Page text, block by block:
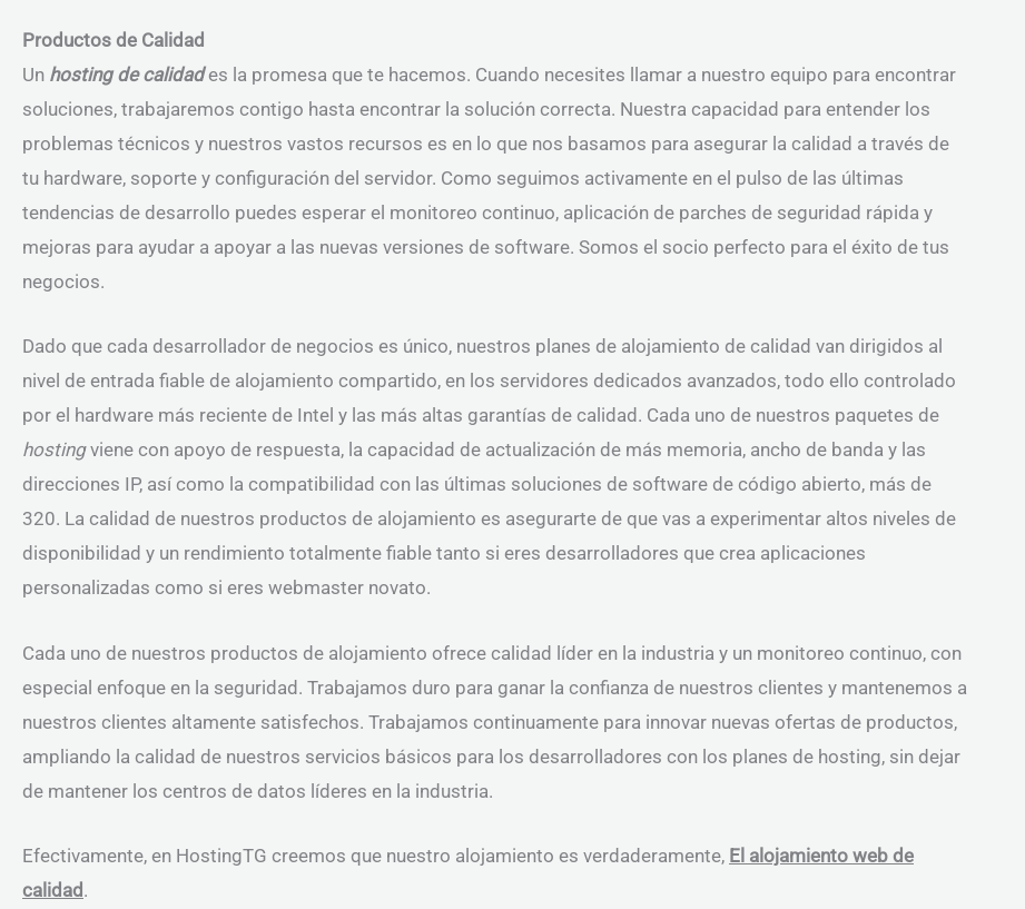
Productos de Calidad
Un hosting de calidades la promesa que te hacemos. Cuando necesites llamar a nuestro equipo para encontrar
soluciones, trabajaremos contigo hasta encontrar la solución correcta. Nuestra capacidad para entender los
problemas técnicos y nuestros vastos recursos es en lo que nos basamos para asegurar la calidad a través de
tu hardware, soporte y configuración del servidor. Como seguimos activamente en el pulso de las últimas
tendencias de desarrollo puedes esperar el monitoreo continuo, aplicación de parches de seguridad rápida y
mejoras para ayudar a apoyar a las nuevas versiones de software. Somos el socio perfecto para el éxito de tus
negocios.
Dado que cada desarrollador de negocios es único, nuestros planes de alojamiento de calidad van dirigidos al
nivel de entrada fiable de alojamiento compartido, en los servidores dedicados avanzados, todo ello controlado
por el hardware más reciente de Intel y las más altas garantías de calidad. Cada uno de nuestros paquetes de
hostingviene con apoyo de respuesta, la capacidad de actualización de más memoria, ancho de banda y las
direcciones IP, así como la compatibilidad con las últimas soluciones de software de código abierto, más de
320. La calidad de nuestros productos de alojamiento es asegurarte de que vas a experimentar altos niveles de
disponibilidad y un rendimiento totalmente fiable tanto si eres desarrolladores que crea aplicaciones
personalizadas como si eres webmaster novato.
Cada uno de nuestros productos de alojamiento ofrece calidad líder en la industria y un monitoreo continuo, con
especial enfoque en la seguridad. Trabajamos duro para ganar la confianza de nuestros clientes y mantenemos a
nuestros clientes altamente satisfechos. Trabajamos continuamente para innovar nuevas ofertas de productos,
ampliando la calidad de nuestros servicios básicos para los desarrolladores con los planes de hosting, sin dejar
de mantener los centros de datos líderes en la industria.
Efectivamente, en HostingTG creemos que nuestro alojamiento es verdaderamente, El alojamiento web de
calidad.